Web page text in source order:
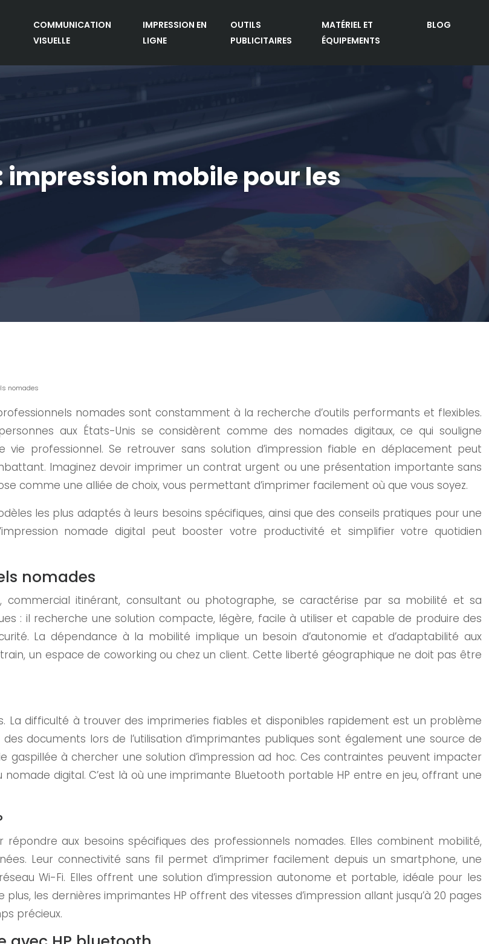
COMMUNICATION
VISUELLE
IMPRESSION EN
LIGNE
OUTILS
PUBLICITAIRES
MATÉRIEL ET
ÉQUIPEMENTS
BLOG
mobile pour les
nomades
nomades sont constamment à la recherche d’outils performants et flexibles.
aux États-Unis se considèrent comme des nomades digitaux, ce qui souligne
vie professionnel. Se retrouver sans solution d’impression fiable en déplacement peut
Imaginez devoir imprimer un contrat urgent ou une présentation importante sans
comme une alliée de choix, vous permettant d’imprimer facilement où que vous soyez.
les plus adaptés à leurs besoins spécifiques, ainsi que des conseils pratiques pour une
nomade digital peut booster votre productivité et simplifier votre quotidien
nomades
commercial itinérant, consultant ou photographe, se caractérise par sa mobilité et sa
: il recherche une solution compacte, légère, facile à utiliser et capable de produire des
La dépendance à la mobilité implique un besoin d’autonomie et d’adaptabilité aux
un espace de coworking ou chez un client. Cette liberté géographique ne doit pas être
La difficulté à trouver des imprimeries fiables et disponibles rapidement est un problème
documents lors de l’utilisation d’imprimantes publiques sont également une source de
à chercher une solution d’impression ad hoc. Ces contraintes peuvent impacter
digital. C’est là où une imprimante Bluetooth portable HP entre en jeu, offrant une
aux besoins spécifiques des professionnels nomades. Elles combinent mobilité,
Leur connectivité sans fil permet d’imprimer facilement depuis un smartphone, une
Wi-Fi. Elles offrent une solution d’impression autonome et portable, idéale pour les
les dernières imprimantes HP offrent des vitesses d’impression allant jusqu’à 20 pages
précieux.